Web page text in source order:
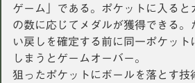
ゲーム」である。ポケットに入ると
の数に応じてメダルが獲得できる。
い戻しを確定する前に同一ポケット
しまうとゲームオーバー。
狙ったポケットにボールを落とす技